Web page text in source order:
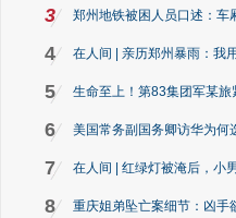
3 郑州地铁被困人员口述：车
4 在人间 | 亲历郑州暴雨：我
5 生命至上！第83集团军某旅
6 美国常务副国务卿访华为何
7 在人间 | 红绿灯被淹后，小
8 重庆姐弟坠亡案细节：凶手